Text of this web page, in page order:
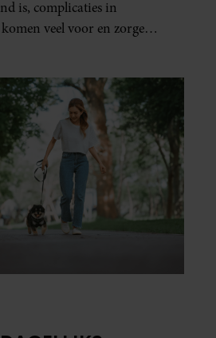
is, complicaties in
veel voor en zorgen